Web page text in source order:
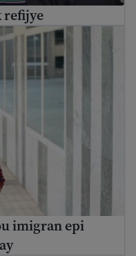
refijye
epi jwenn
imigran epi